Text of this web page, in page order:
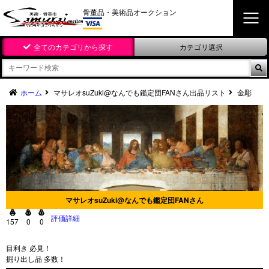
骨董品・美術品オークション
全てのカテゴリから探す カテゴリ選択

ホーム マサレオsuZuki@なんでも鑑定団FANさん出品リスト 金彫
マサレオsuZuki@なんでも鑑定団FANさん

157

0

0 評価詳細
目利き 必見！
掘り出し品 多数！